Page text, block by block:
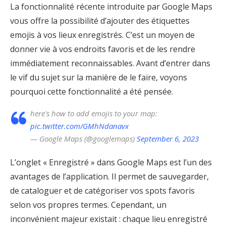
La fonctionnalité récente introduite par Google Maps
vous offre la possibilité d’ajouter des étiquettes
emojis à vos lieux enregistrés. C’est un moyen de
donner vie à vos endroits favoris et de les rendre
immédiatement reconnaissables. Avant d’entrer dans
le vif du sujet sur la manière de le faire, voyons
pourquoi cette fonctionnalité a été pensée.
here's how to add emojis to your map:
pic.twitter.com/GMhNdanavx
— Google Maps (@googlemaps) September 6, 2023
L’onglet « Enregistré » dans Google Maps est l’un des
avantages de l’application. Il permet de sauvegarder,
de cataloguer et de catégoriser vos spots favoris
selon vos propres termes. Cependant, un
inconvénient majeur existait : chaque lieu enregistré